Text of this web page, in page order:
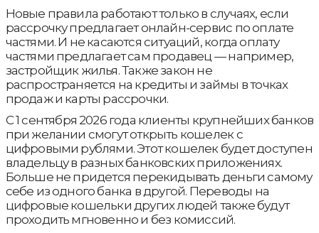
Новые правила работают только в случаях, если
рассрочку предлагает онлайн-сервис по оплате
частями. И не касаются ситуаций, когда оплату
частями предлагает сам продавец — например,
застройщик жилья. Также закон не
распространяется на кредиты и займы в точках
продаж и карты рассрочки.
С 1 сентября 2026 года клиенты крупнейших банков
при желании смогут открыть кошелек с
цифровыми рублями. Этот кошелек будет доступен
владельцу в разных банковских приложениях.
Больше не придется перекидывать деньги самому
себе из одного банка в другой. Переводы на
цифровые кошельки других людей также будут
проходить мгновенно и без комиссий.